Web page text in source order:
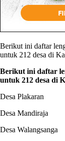
Berikut ini daftar
untuk 212 desa di
Berikut ini daftar
untuk 212 desa di
Desa
Desa
Desa